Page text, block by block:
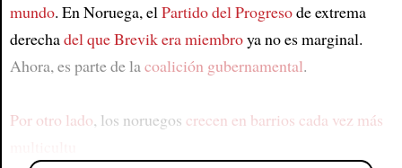
mundo. En Noruega, elPartido del Progresode extrema
derechadel que Brevik era miembroya no es marginal.
Ahora, es parte de lacoalición gubernamental.
Por otro lado, los noruegos crecen en barrios cada vez más